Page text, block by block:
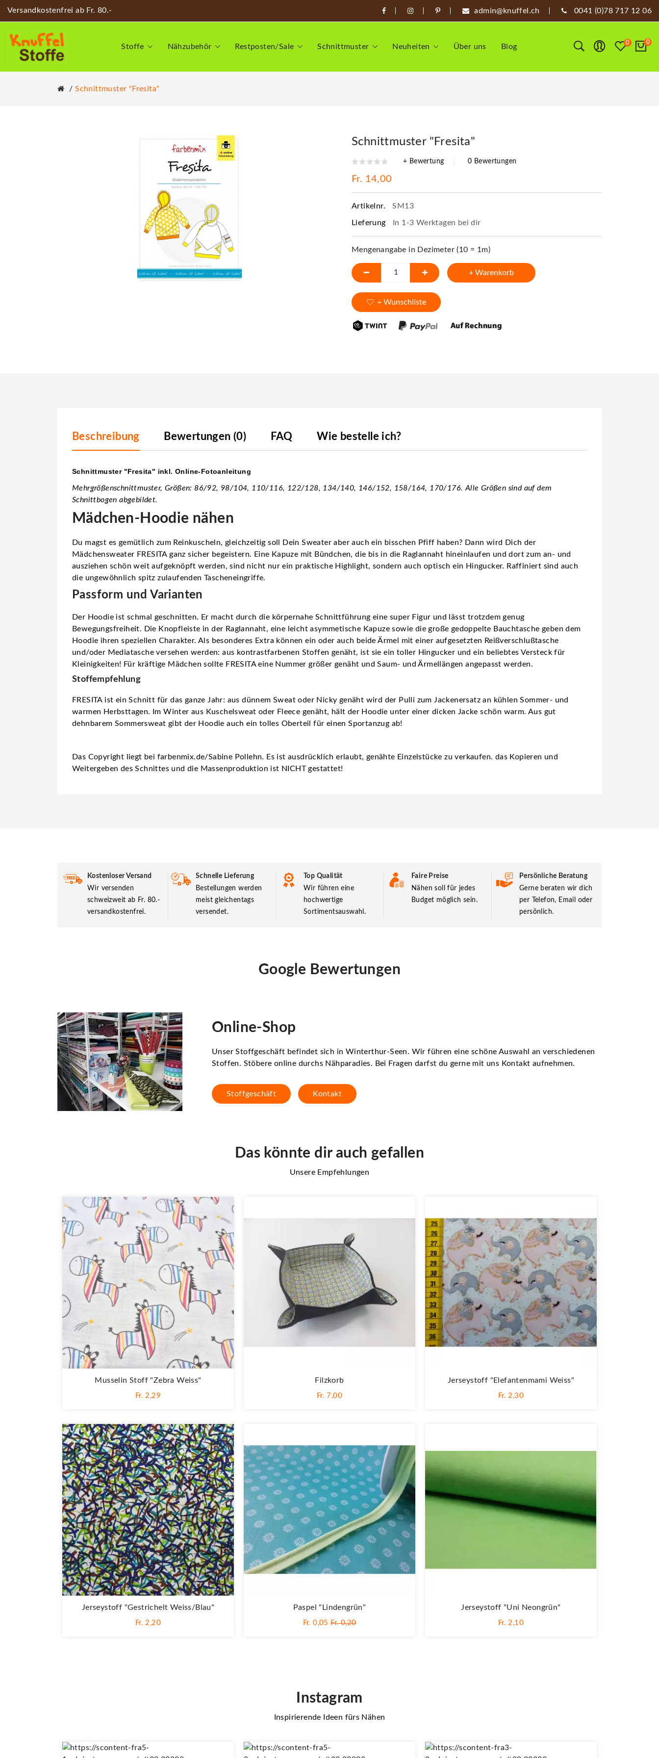
Versandkostenfrei ab Fr. 80.- admin@knuffel.ch 0041 (0)78 717 12 06
Stoffe Nähzubehör Restposten/Sale Schnittmuster Neuheiten Über uns Blog 0 0
Schnittmuster "Fresita"
Schnittmuster "Fresita"
+ Bewertung 0 Bewertungen
Fr. 14,00
Artikelnr. SM13
Lieferung In 1-3 Werktagen bei dir
Mengenangabe in Dezimeter (10 = 1m)
+ Warenkorb
+ Wunschliste
Beschreibung Bewertungen (0) FAQ Wie bestelle ich?
Schnittmuster "Fresita" inkl. Online-Fotoanleitung
Mehrgrößenschnittmuster, Größen: 86/92, 98/104, 110/116, 122/128, 134/140, 146/152, 158/164, 170/176. Alle Größen sind auf dem
Schnittbogen abgebildet.
Mädchen-Hoodie nähen
Du magst es gemütlich zum Reinkuscheln, gleichzeitig soll Dein Sweater aber auch ein bisschen Pfiff haben? Dann wird Dich der
Mädchensweater FRESITA ganz sicher begeistern. Eine Kapuze mit Bündchen, die bis in die Raglannaht hineinlaufen und dort zum an- und
ausziehen schön weit aufgeknöpft werden, sind nicht nur ein praktische Highlight, sondern auch optisch ein Hingucker. Raffiniert sind auch
die ungewöhnlich spitz zulaufenden Tascheneingriffe.
Passform und Varianten
Der Hoodie ist schmal geschnitten. Er macht durch die körpernahe Schnittführung eine super Figur und lässt trotzdem genug
Bewegungsfreiheit. Die Knopfleiste in der Raglannaht, eine leicht asymmetische Kapuze sowie die große gedoppelte Bauchtasche geben dem
Hoodie ihren speziellen Charakter. Als besonderes Extra können ein oder auch beide Ärmel mit einer aufgesetzten Reißverschlußtasche
und/oder Mediatasche versehen werden: aus kontrastfarbenen Stoffen genäht, ist sie ein toller Hingucker und ein beliebtes Versteck für
Kleinigkeiten! Für kräftige Mädchen sollte FRESITA eine Nummer größer genäht und Saum- und Ärmellängen angepasst werden.
Stoffempfehlung
FRESITA ist ein Schnitt für das ganze Jahr: aus dünnem Sweat oder Nicky genäht wird der Pulli zum Jackenersatz an kühlen Sommer- und
warmen Herbsttagen. Im Winter aus Kuschelsweat oder Fleece genäht, hält der Hoodie unter einer dicken Jacke schön warm. Aus gut
dehnbarem Sommersweat gibt der Hoodie auch ein tolles Oberteil für einen Sportanzug ab!
Das Copyright liegt bei farbenmix.de/Sabine Pollehn. Es ist ausdrücklich erlaubt, genähte Einzelstücke zu verkaufen. das Kopieren und
Weitergeben des Schnittes und die Massenproduktion ist NICHT gestattet!
Kostenloser Versand
Wir versenden
schweizweit ab Fr. 80.-
versandkostenfrei.
Schnelle Lieferung
Bestellungen werden
meist gleichentags
versendet.
Top Qualität
Wir führen eine
hochwertige
Sortimentsauswahl.
Faire Preise
Nähen soll für jedes
Budget möglich sein.
Persönliche Beratung
Gerne beraten wir dich
per Telefon, Email oder
persönlich.
Google Bewertungen
Online-Shop
Unser Stoffgeschäft befindet sich in Winterthur-Seen. Wir führen eine schöne Auswahl an verschiedenen
Stoffen. Stöbere online durchs Nähparadies. Bei Fragen darfst du gerne mit uns Kontakt aufnehmen.
Stoffgeschäft Kontakt
Das könnte dir auch gefallen
Unsere Empfehlungen
Musselin Stoff "Zebra Weiss"
Fr. 2,29
Jerseystoff "Gestrichelt Weiss/blau"
Fr. 2,20
Filzkorb
Fr. 7,00
Paspel "lindengrün"
Fr. 0,05 Fr. 0,20
Jerseystoff "Elefantenmami Weiss"
Fr. 2,30
Jerseystoff "Uni Neongrün"
Fr. 2,10
Instagram
Inspirierende Ideen fürs Nähen